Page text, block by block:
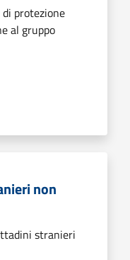
protezione
al gruppo
non
stranieri